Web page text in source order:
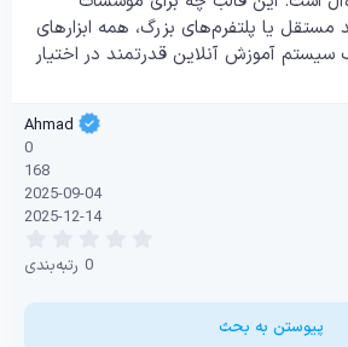
مستقل یا پلتفرم‌های بزرگ، همه ابزارهای
یک سیستم آموزش آنلاین قدرتمند در اختیار
Ahmad
0
168
2025-09-04
2025-12-14
س
0 رتبه‌بندی
پیوستن به بحث